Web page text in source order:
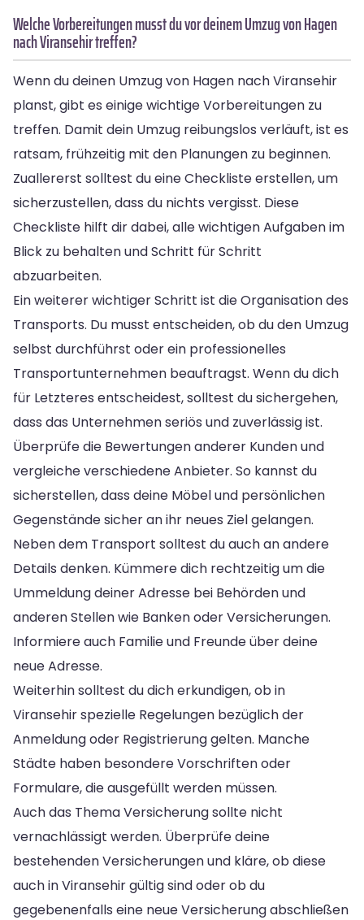
Welche Vorbereitungen musst du vor deinem Umzug von Hagen
nach Viransehir treffen?
Wenn du deinen Umzug von Hagen nach Viransehir
planst, gibt es einige wichtige Vorbereitungen zu
treffen. Damit dein Umzug reibungslos verläuft, ist es
ratsam, frühzeitig mit den Planungen zu beginnen.
Zuallererst solltest du eine Checkliste erstellen, um
sicherzustellen, dass du nichts vergisst. Diese
Checkliste hilft dir dabei, alle wichtigen Aufgaben im
Blick zu behalten und Schritt für Schritt
abzuarbeiten.
Ein weiterer wichtiger Schritt ist die Organisation des
Transports. Du musst entscheiden, ob du den Umzug
selbst durchführst oder ein professionelles
Transportunternehmen beauftragst. Wenn du dich
für Letzteres entscheidest, solltest du sichergehen,
dass das Unternehmen seriös und zuverlässig ist.
Überprüfe die Bewertungen anderer Kunden und
vergleiche verschiedene Anbieter. So kannst du
sicherstellen, dass deine Möbel und persönlichen
Gegenstände sicher an ihr neues Ziel gelangen.
Neben dem Transport solltest du auch an andere
Details denken. Kümmere dich rechtzeitig um die
Ummeldung deiner Adresse bei Behörden und
anderen Stellen wie Banken oder Versicherungen.
Informiere auch Familie und Freunde über deine
neue Adresse.
Weiterhin solltest du dich erkundigen, ob in
Viransehir spezielle Regelungen bezüglich der
Anmeldung oder Registrierung gelten. Manche
Städte haben besondere Vorschriften oder
Formulare, die ausgefüllt werden müssen.
Auch das Thema Versicherung sollte nicht
vernachlässigt werden. Überprüfe deine
bestehenden Versicherungen und kläre, ob diese
auch in Viransehir gültig sind oder ob du
gegebenenfalls eine neue Versicherung abschließen